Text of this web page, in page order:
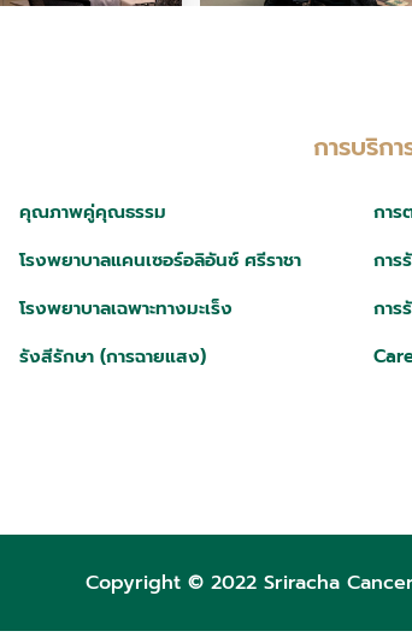
การบริกา
คุณภาพคู่คุณธรรม
โรงพยาบาลแคนเซอร์อลิอันซ์ ศรีราชา
โรงพยาบาลเฉพาะทางมะเร็ง
รังสีรักษา (การฉายแสง)
การ
การ
การ
Copyright © 2022 Sriracha